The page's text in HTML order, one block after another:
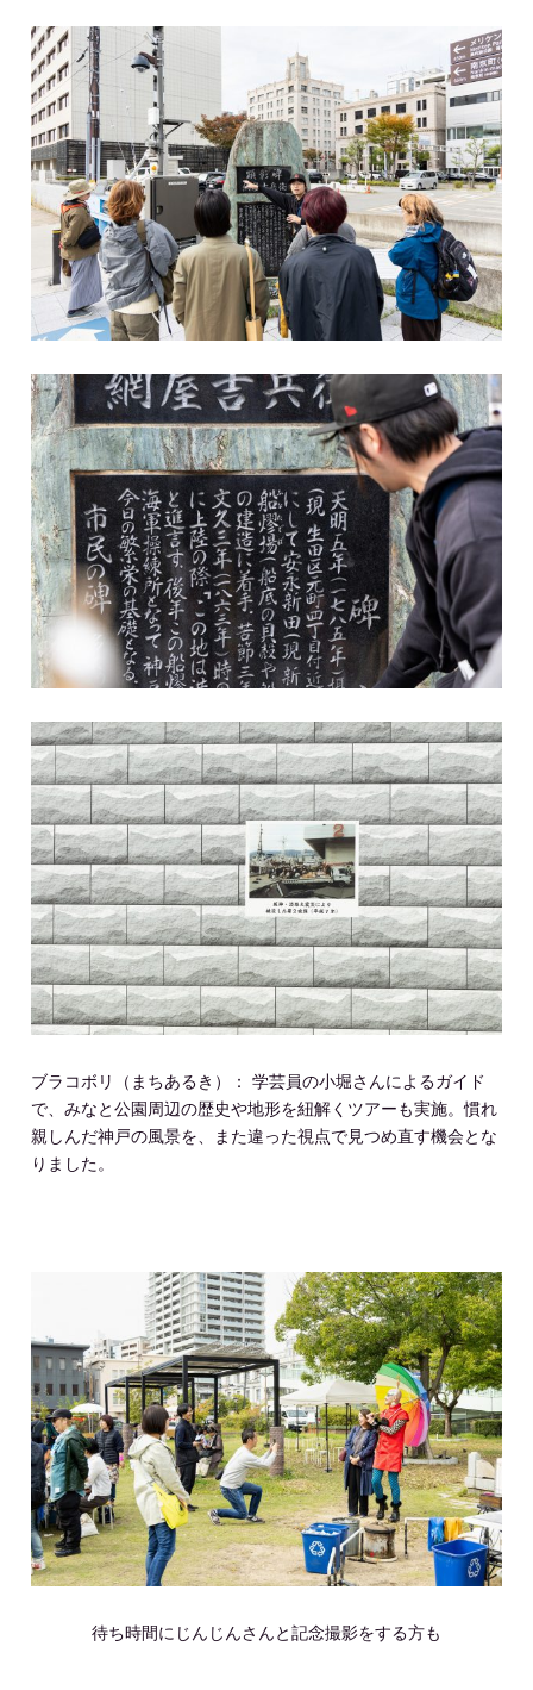
ブラコボリ（まちあるき）： 学芸員の小堀さんによるガイド
で、みなと公園周辺の歴史や地形を紐解くツアーも実施。慣れ
親しんだ神戸の風景を、また違った視点で見つめ直す機会とな
りました。
待ち時間にじんじんさんと記念撮影をする方も